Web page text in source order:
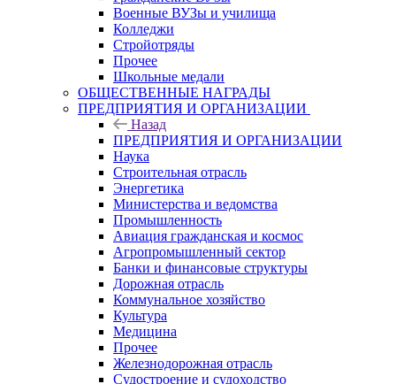
Военные ВУЗы и училища
Колледжи
Стройотряды
Прочее
Школьные медали
ОБЩЕСТВЕННЫЕ НАГРАДЫ
ПРЕДПРИЯТИЯ И ОРГАНИЗАЦИИ
Назад
ПРЕДПРИЯТИЯ И ОРГАНИЗАЦИИ
Наука
Строительная отрасль
Энергетика
Министерства и ведомства
Промышленность
Авиация гражданская и космос
Агропромышленный сектор
Банки и финансовые структуры
Дорожная отрасль
Коммунальное хозяйство
Культура
Медицина
Прочее
Железнодорожная отрасль
Судостроение и судоходство